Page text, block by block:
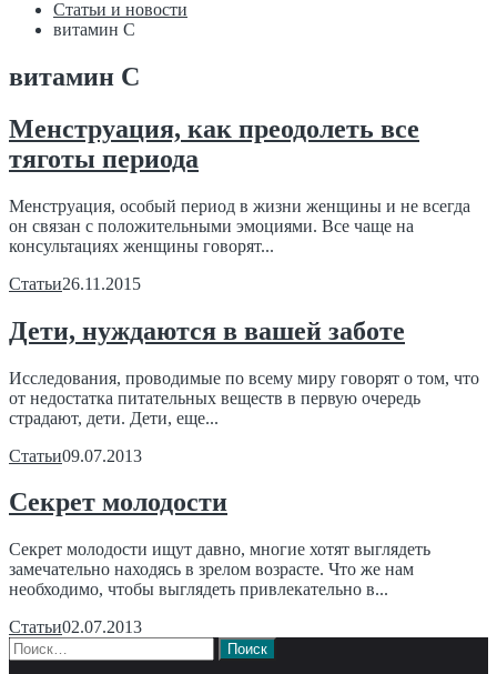
Статьи и новости
витамин С
витамин С
Менструация, как преодолеть все
тяготы периода
Менструация, особый период в жизни женщины и не всегда
он связан с положительными эмоциями. Все чаще на
консультациях женщины говорят...
Статьи26.11.2015
Дети, нуждаются в вашей заботе
Исследования, проводимые по всему миру говорят о том, что
от недостатка питательных веществ в первую очередь
страдают, дети. Дети, еще...
Статьи09.07.2013
Секрет молодости
Секрет молодости ищут давно, многие хотят выглядеть
замечательно находясь в зрелом возрасте. Что же нам
необходимо, чтобы выглядеть привлекательно в...
Статьи02.07.2013
Найти: